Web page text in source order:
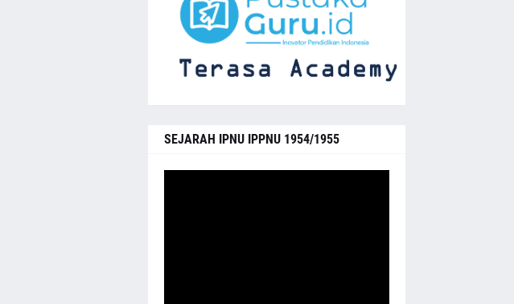
SEJARAH IPNU IPPNU 1954/1955